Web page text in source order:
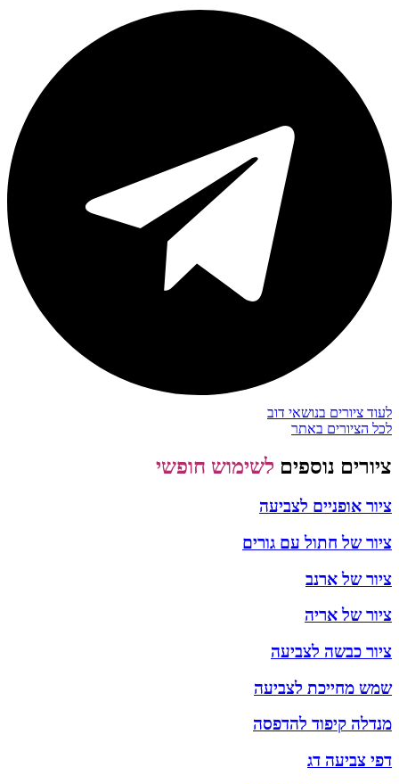
לעוד ציורים בנושאי דוב
לכל הציורים באתר
ציורים נוספים לשימוש חופשי
ציור אופניים לצביעה
ציור של חתול עם גורים
ציור של ארנב
ציור של אריה
ציור כבשה לצביעה
שמש מחייכת לצביעה
מנדלה קיפוד להדפסה
דפי צביעה דג